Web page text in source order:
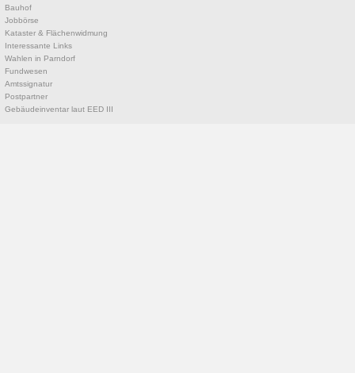
Bauhof
Jobbörse
Kataster & Flächenwidmung
Interessante Links
Wahlen in Parndorf
Fundwesen
Amtssignatur
Postpartner
Gebäudeinventar laut EED III